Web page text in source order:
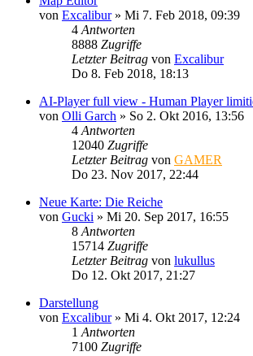
von Excalibur» Mi 7. Feb 2018, 09:39
4 Antworten
8888 Zugriffe
Letzter Beitrag von Excalibur
Do 8. Feb 2018, 18:13
AI-Player full view - Human Player
von Olli Garch » So 2. Okt 2016, 13:56
4 Antworten
12040 Zugriffe
Letzter Beitrag von GAMER
Do 23. Nov 2017, 22:44
Neue Karte: Die Reiche
von Gucki » Mi 20. Sep 2017, 16:55
8 Antworten
15714 Zugriffe
Letzter Beitrag von lukullus
Do 12. Okt 2017, 21:27
Darstellung
von Excalibur» Mi 4. Okt 2017, 12:24
1 Antworten
7100 Zugriffe